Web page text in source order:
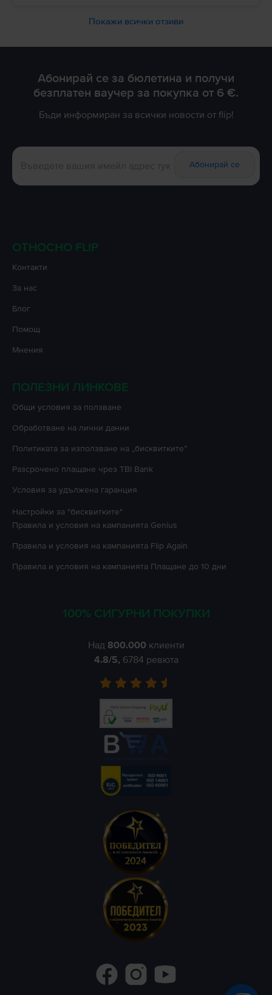
Покажи всички отзиви
Абонирай се за бюлетина и получи
безплатен ваучер за покупка от 6 €.
Бъди информиран за всички новости от flip!
Абонирай се
ОТНОСНО FLIP
Контакти
За нас
Блог
Помощ
Мнения
ПОЛЕЗНИ ЛИНКОВЕ
Oбщи условия за ползване
Oбработване на лични данни
Политиката за използване на „бисквитките”
Разсрочено плащане чрез TBI Bank
Условия за удължена гаранция
Настройки за "бисквитките"
Правила и условия на кампанията Genius
Правила и условия на кампанията Flip Again
Правила и условия на кампанията Плащане до 10 дни
100% СИГУРНИ ПОКУПКИ
Над 800.000 клиенти
4.8/5, 6784 ревюта